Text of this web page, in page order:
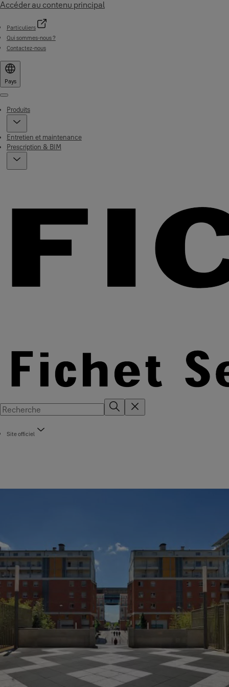
Accéder au contenu principal
Particuliers
Qui sommes-nous ?
Contactez-nous
Pays
Menu
Produits
Entretien et maintenance
Prescription & BIM
Site officiel